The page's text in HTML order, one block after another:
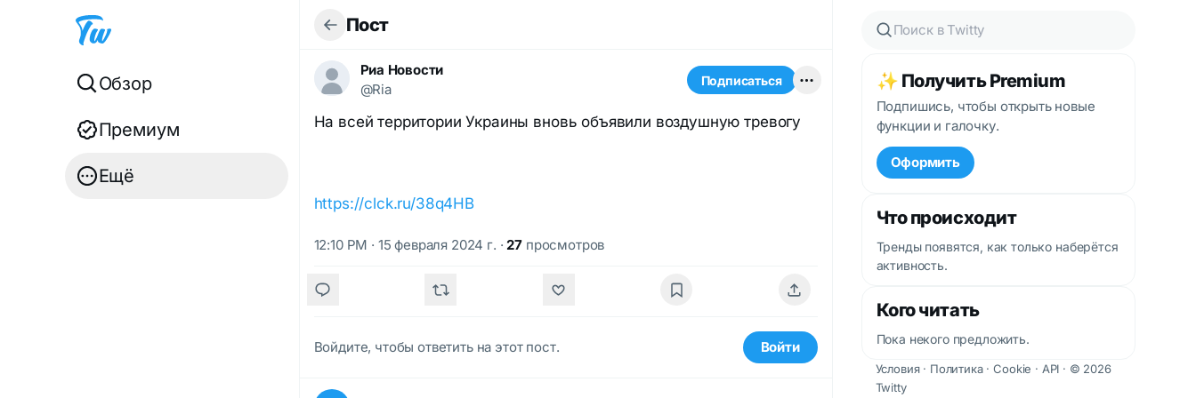
Обзор
Премиум
Ещё
Пост
Риа Новости
@Ria
Подписаться
На всей территории Украины вновь объявили воздушную тревогу
https://clck.ru/38q4HB
12:10 PM · 15 февраля 2024 г. · 27 просмотров
Войдите, чтобы ответить на этот пост. Войти
✨ Получить Premium
Подпишись, чтобы открыть новые
функции и галочку.
Оформить
Что происходит
Тренды появятся, как только наберётся
активность.
Кого читать
Пока некого предложить.
Условия· Политика·Cookie · API · © 2026
Twitty